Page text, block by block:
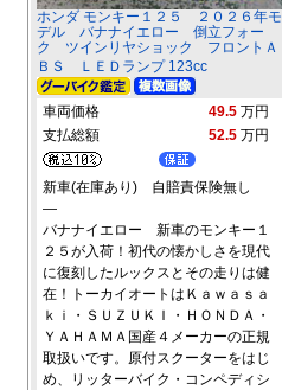
ホンダ モンキー１２５ ２０２６年モ
デル バナナイエロー 倒立フォー
ク ツインリヤショック フロントＡ
ＢＳ ＬＥＤランプ 123cc
車両価格 49.5 万円
支払総額
52.5 万円
新車(在庫あり) 自賠責保険無し
―
バナナイエロー 新車のモンキー１
２５が入荷！初代の懐かしさを現代
に復刻したルックスとその走りは健
在！トーカイオートはＫａｗａｓａ
ｋｉ・ＳＵＺＵＫＩ・ＨＯＮＤＡ・
ＹＡＨＡＭＡ国産４メーカーの正規
取扱いです。原付スクーターをはじ
め、リッターバイク・コンペディシ